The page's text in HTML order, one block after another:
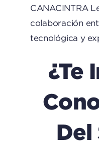
CANACINTRA
colaboración
tecnológica y
¿Te
Del